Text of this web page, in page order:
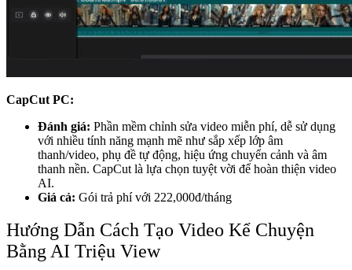
CapCut PC:
Đánh giá: Phần mềm chỉnh sửa video miễn phí, dễ sử dụng
với nhiều tính năng mạnh mẽ như sắp xếp lớp âm
thanh/video, phụ đề tự động, hiệu ứng chuyển cảnh và âm
thanh nền. CapCut là lựa chọn tuyệt vời để hoàn thiện video
AI.
Giá cả: Gói trả phí với 222,000đ/tháng
Hướng Dẫn Cách Tạo Video Kể Chuyện
Bằng AI Triệu View